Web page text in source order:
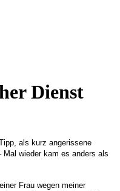
Dienst
als kurz angerissene
Mal wieder kam es anders als
Frau wegen meiner